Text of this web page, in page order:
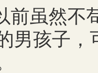
前虽然不
男孩子，